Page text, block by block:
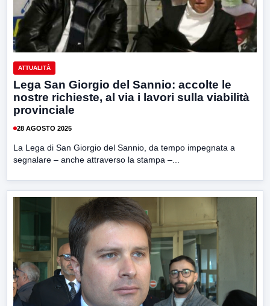
ATTUALITÀ
Lega San Giorgio del Sannio: accolte le
nostre richieste, al via i lavori sulla viabilità
provinciale
28 AGOSTO 2025
La Lega di San Giorgio del Sannio, da tempo impegnata a
segnalare – anche attraverso la stampa –...